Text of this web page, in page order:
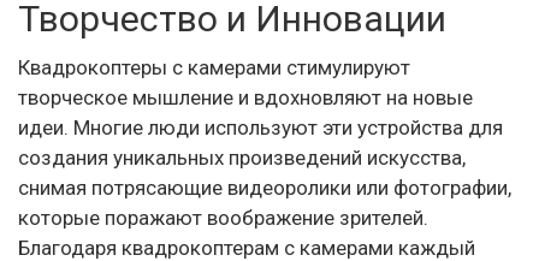
Творчество и Инновации
Квадрокоптеры с камерами стимулируют
творческое мышление и вдохновляют на новые
идеи. Многие люди используют эти устройства для
создания уникальных произведений искусства,
снимая потрясающие видеоролики или фотографии,
которые поражают воображение зрителей.
Благодаря квадрокоптерам с камерами каждый